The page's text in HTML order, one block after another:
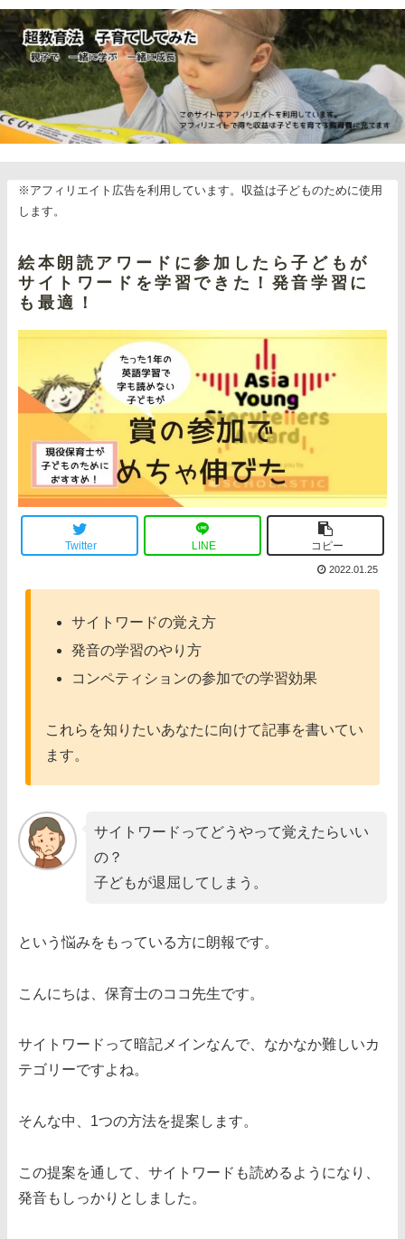
※アフィリエイト広告を利用しています。収益は子どものために使用
します。
絵本朗読アワードに参加したら子どもが
サイトワードを学習できた！発音学習に
も最適！
Twitter LINE コピー
2022.01.25
サイトワードの覚え方
発音の学習のやり方
コンペティションの参加での学習効果
これらを知りたいあなたに向けて記事を書いてい
ます。
サイトワードってどうやって覚えたらいい
の？
子どもが退屈してしまう。
という悩みをもっている方に朗報です。
こんにちは、保育士のココ先生です。
サイトワードって暗記メインなんで、なかなか難しいカ
テゴリーですよね。
そんな中、1つの方法を提案します。
この提案を通して、サイトワードも読めるようになり、
発音もしっかりとしました。